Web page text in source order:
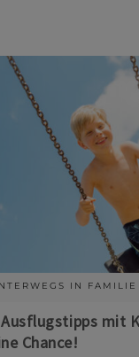
IN FAMILIE
mit
Chance!